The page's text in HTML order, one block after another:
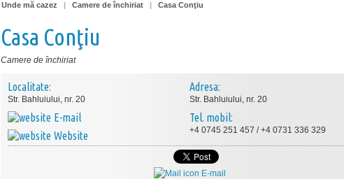
Unde mă cazez | Camere de închiriat | Casa Conţiu
Casa Conţiu
Camere de închiriat
Localitate:
Str. Bahluiului, nr. 20
E-mail
Website
Adresa:
Str. Bahluiului, nr. 20
Tel. mobil:
+4 0745 251 457 / +4 0731 336 329
E-mail